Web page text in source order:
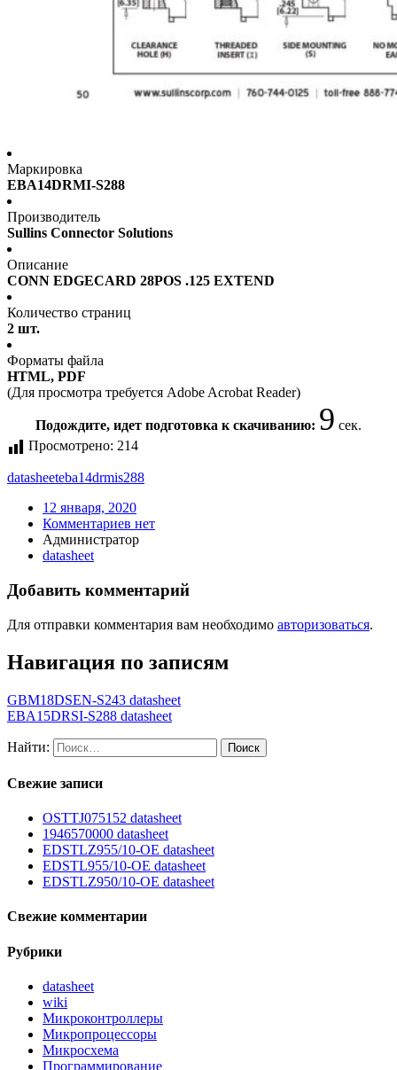
Маркировка
EBA14DRMI-S288
Производитель
Sullins Connector Solutions
Описание
CONN EDGECARD 28POS .125 EXTEND
Количество страниц
2 шт.
Форматы файла
HTML, PDF
(Для просмотра требуется Adobe Acrobat Reader)
Подождите, идет подготовка к скачиванию: 9 сек.
Просмотрено: 214
datasheeteba14drmis288
12 января, 2020
Комментариев нет
Администратор
datasheet
Добавить комментарий
Для отправки комментария вам необходимо авторизоваться.
Навигация по записям
GBM18DSEN-S243 datasheet
EBA15DRSI-S288 datasheet
Найти:
Свежие записи
OSTTJ075152 datasheet
1946570000 datasheet
EDSTLZ955/10-OE datasheet
EDSTL955/10-OE datasheet
EDSTLZ950/10-OE datasheet
Свежие комментарии
Рубрики
datasheet
wiki
Микроконтроллеры
Микропроцессоры
Микросхема
Программирование